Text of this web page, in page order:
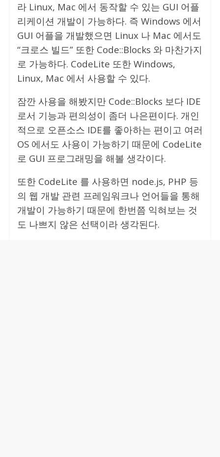
라 Linux, Mac 에서 동작할 수 있는 GUI 어플
리케이션 개발이 가능하다. 즉 Windows 에서
GUI 어플을 개발했으면 Linux 나 Mac 에서도
“크로스 빌드” 또한 Code::Blocks 와 마찬가지
로 가능하다. CodeLite 또한 Windows,
Linux, Mac 에서 사용할 수 있다.
잠깐 사용을 해봤지만 Code::Blocks 보다 IDE
로서 기능과 편의성이 좀더 나은편이다. 개인
적으로 오픈소스 IDE를 좋아하는 편이고 여러
OS 에서도 사용이 가능하기 때문에 CodeLite
로 GUI 프로그래밍을 해볼 생각이다.
또한 CodeLite 를 사용하면 node.js, PHP 등
의 웹 개발 관련 프레임워크나 언어들을 통해
개발이 가능하기 때문에 한번쯤 익혀보는 것
도 나쁘지 않은 선택이라 생각된다.